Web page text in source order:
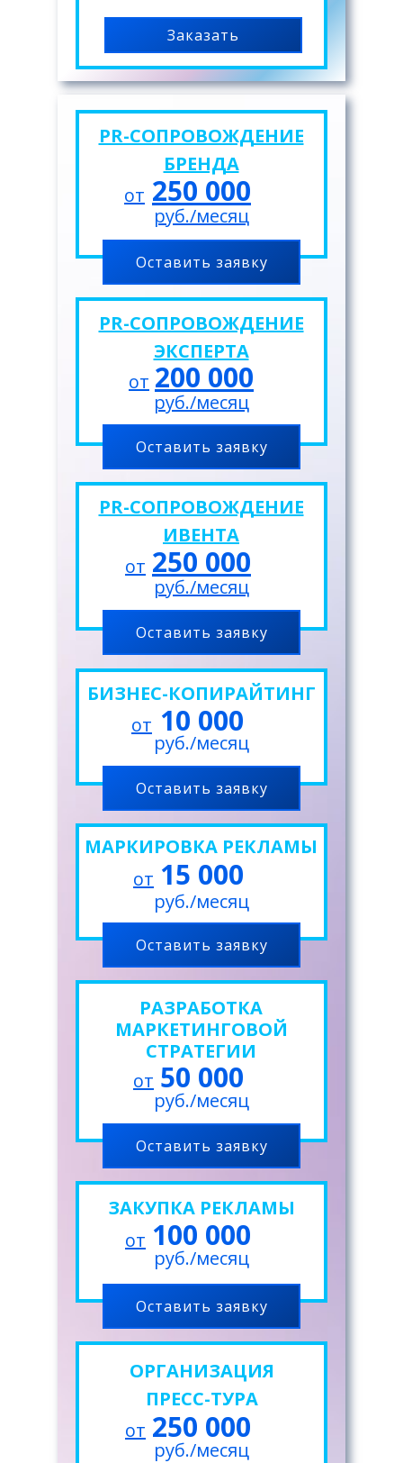
руб./месяц
250 000
ОРГАНИЗАЦИЯ
ПРЕСС-ТУРА
от
Оставить заявку
руб./месяц
100 000
ЗАКУПКА РЕКЛАМЫ
от
Оставить заявку
руб./месяц
50 000
РАЗРАБОТКА
МАРКЕТИНГОВОЙ
СТРАТЕГИИ
от
Оставить заявку
руб./месяц
15 000
МАРКИРОВКА РЕКЛАМЫ
от
Оставить заявку
руб./месяц
10 000
БИЗНЕС-КОПИРАЙТИНГ
от
Оставить заявку
руб./месяц
250 000
PR-СОПРОВОЖДЕНИЕ
ИВЕНТА
от
Оставить заявку
руб./месяц
200 000
PR-СОПРОВОЖДЕНИЕ
ЭКСПЕРТА
от
PR-СОПРОВОЖДЕНИЕ
БРЕНДА
от
руб./месяц
250 000
Оставить заявку
Заказать